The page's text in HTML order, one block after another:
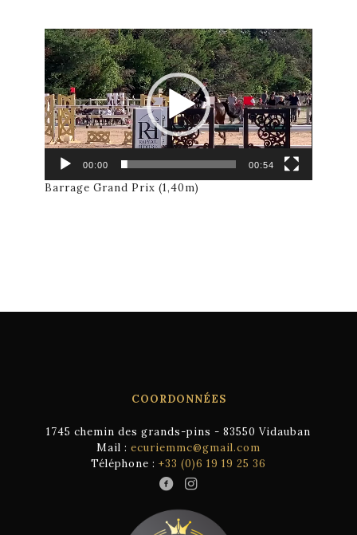
Lecteur
vidéo
00:00 00:54
Barrage Grand Prix (1,40m)
COORDONNÉES
1745 chemin des grands-pins - 83550 Vidauban
Mail : ecuriemmc@gmail.com
Téléphone : +33 (0)6 19 19 25 36